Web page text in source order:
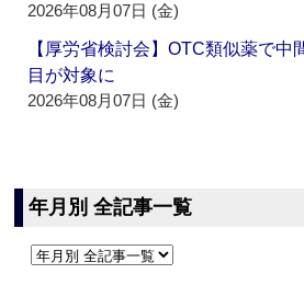
2026年08月07日 (金)
【厚労省検討会】OTC類似薬で中
目が対象に
2026年08月07日 (金)
年月別 全記事一覧